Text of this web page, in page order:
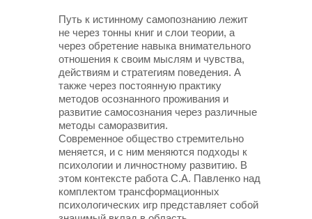
Путь к истинному самопознанию лежит
не через тонны книг и слои теории, а
через обретение навыка внимательного
отношения к своим мыслям и чувства,
действиям и стратегиям поведения. А
также через постоянную практику
методов осознанного проживания и
развитие самосознания через различные
методы саморазвития.
Современное общество стремительно
меняется, и с ним меняются подходы к
психологии и личностному развитию. В
этом контексте работа С.А. Павленко над
комплектом трансформационных
психологических игр представляет собой